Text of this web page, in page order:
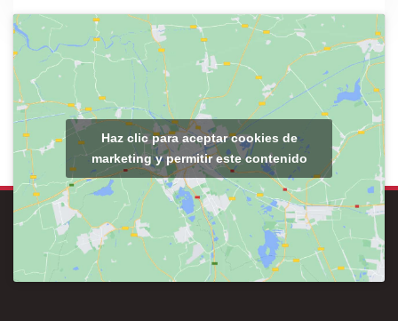
Haz clic para aceptar cookies de
marketing y permitir este contenido